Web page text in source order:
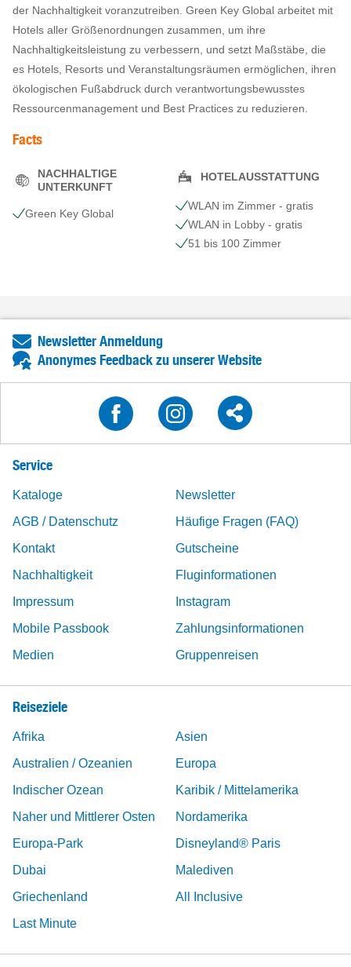
der Nachhaltigkeit voranzutreiben. Green Key Global arbeitet mit
Hotels aller Größenordnungen zusammen, um ihre
Nachhaltigkeitsleistung zu verbessern, und setzt Maßstäbe, die
es Hotels, Resorts und Veranstaltungsräumen ermöglichen, ihren
ökologischen Fußabdruck durch verantwortungsbewusstes
Ressourcenmanagement und Best Practices zu reduzieren.
Facts
NACHHALTIGE
UNTERKUNFT
Green Key Global
HOTELAUSSTATTUNG
WLAN im Zimmer - gratis
WLAN in Lobby - gratis
51 bis 100 Zimmer
Newsletter Anmeldung
Anonymes Feedback zu unserer Website
Service
Kataloge
Newsletter
AGB / Datenschutz
Häufige Fragen (FAQ)
Kontakt
Gutscheine
Nachhaltigkeit
Fluginformationen
Impressum
Instagram
Mobile Passbook
Zahlungsinformationen
Medien
Gruppenreisen
Reiseziele
Afrika
Asien
Australien / Ozeanien
Europa
Indischer Ozean
Karibik / Mittelamerika
Naher und Mittlerer Osten
Nordamerika
Europa-Park
Disneyland® Paris
Dubai
Malediven
Griechenland
All Inclusive
Last Minute